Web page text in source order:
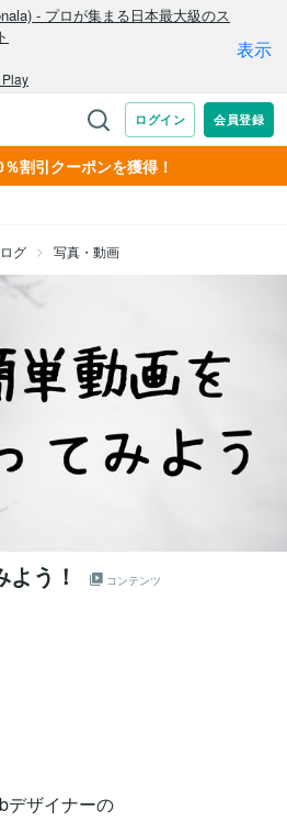
割引クーポンを獲得！
グ 写真・動画
う！ コンテンツ
デザイナーの